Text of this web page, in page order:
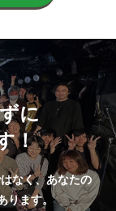
に
！
なく、あなたの
ります。